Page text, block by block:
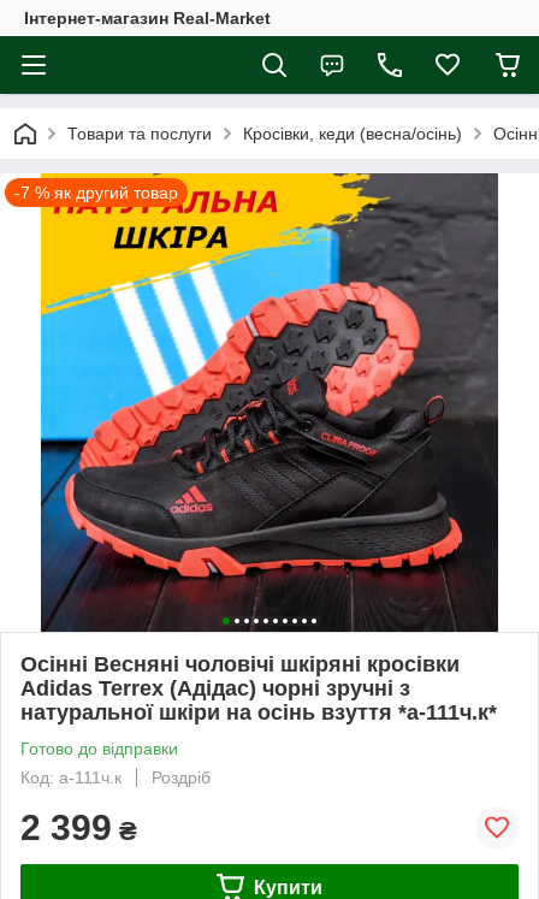
Інтернет-магазин Real-Market
Товари та послуги Кросівки, кеди (весна/осінь)
-7 % як другий товар
Осінні Весняні чоловічі шкіряні кросівки
Adidas Terrex (Адідас) чорні зручні з
натуральної шкіри на осінь взуття *а-111ч.к*
Готово до відправки
Код: а-111ч.к
Роздріб
2 399 ₴
Купити